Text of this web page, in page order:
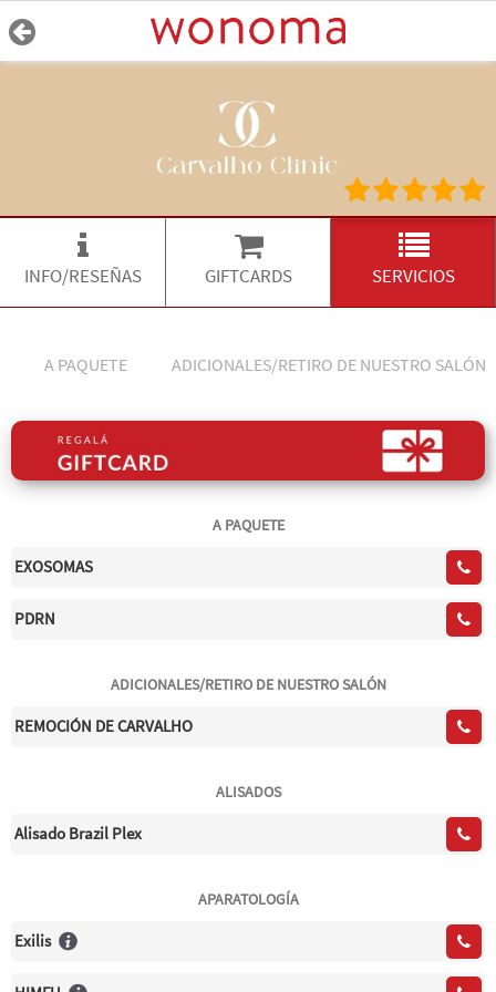
INFO/RESEÑAS GIFTCARDS SERVICIOS
A PAQUETE ADICIONALES/RETIRO DE NUESTRO SALÓN
A PAQUETE
EXOSOMAS
PDRN
ADICIONALES/RETIRO DE NUESTRO SALÓN
REMOCIÓN DE CARVALHO
ALISADOS
Alisado Brazil Plex
APARATOLOGÍA
Exilis